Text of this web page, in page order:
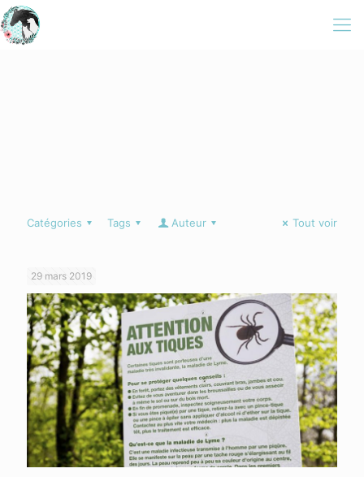
Catégories Tags Auteur Tout voir
29 mars 2019